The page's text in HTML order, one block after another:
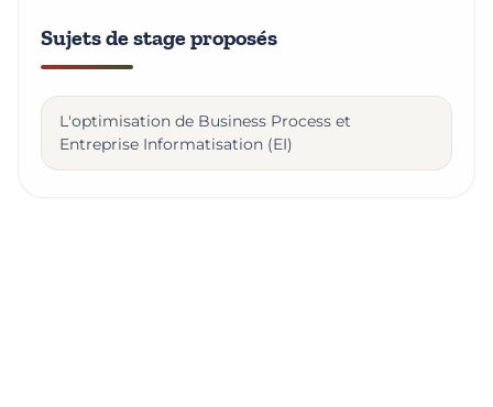
Sujets de stage proposés
L'optimisation de Business Process et
Entreprise Informatisation (EI)